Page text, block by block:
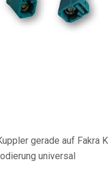
gerade auf Fakra
universal